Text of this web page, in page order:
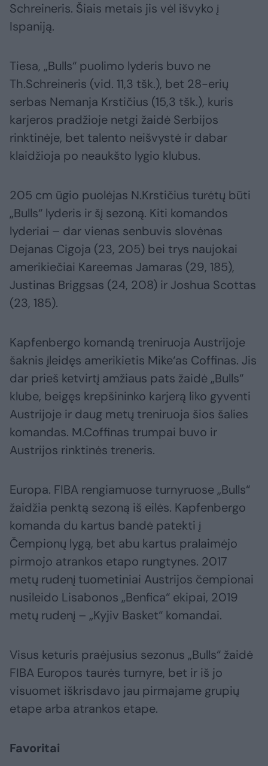
Schreineris. Šiais metais jis vėl išvyko į
Ispaniją.
Tiesa, „Bulls“ puolimo lyderis buvo ne
Th.Schreineris (vid. 11,3 tšk.), bet 28-erių
serbas Nemanja Krstičius (15,3 tšk.), kuris
karjeros pradžioje netgi žaidė Serbijos
rinktinėje, bet talento neišvystė ir dabar
klaidžioja po neaukšto lygio klubus.
205 cm ūgio puolėjas N.Krstičius turėtų būti
„Bulls“ lyderis ir šį sezoną. Kiti komandos
lyderiai – dar vienas senbuvis slovėnas
Dejanas Cigoja (23, 205) bei trys naujokai
amerikiečiai Kareemas Jamaras (29, 185),
Justinas Briggsas (24, 208) ir Joshua Scottas
(23, 185).
Kapfenbergo komandą treniruoja Austrijoje
šaknis įleidęs amerikietis Mike‘as Coffinas. Jis
dar prieš ketvirtį amžiaus pats žaidė „Bulls“
klube, beigęs krepšininko karjerą liko gyventi
Austrijoje ir daug metų treniruoja šios šalies
komandas. M.Coffinas trumpai buvo ir
Austrijos rinktinės treneris.
Europa. FIBA rengiamuose turnyruose „Bulls“
žaidžia penktą sezoną iš eilės. Kapfenbergo
komanda du kartus bandė patekti į
Čempionų lygą, bet abu kartus pralaimėjo
pirmojo atrankos etapo rungtynes. 2017
metų rudenį tuometiniai Austrijos čempionai
nusileido Lisabonos „Benfica“ ekipai, 2019
metų rudenį – „Kyjiv Basket“ komandai.
Visus keturis praėjusius sezonus „Bulls“ žaidė
FIBA Europos taurės turnyre, bet ir iš jo
visuomet iškrisdavo jau pirmajame grupių
etape arba atrankos etape.
Favoritai